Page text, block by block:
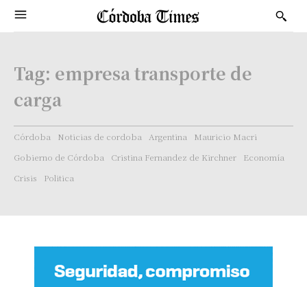
Tag: empresa transporte de
carga
Córdoba Noticias de cordoba Argentina
Mauricio Macri
Gobierno de Córdoba
Cristina Fernandez de Kirchner
Economía
Crisis
Politica